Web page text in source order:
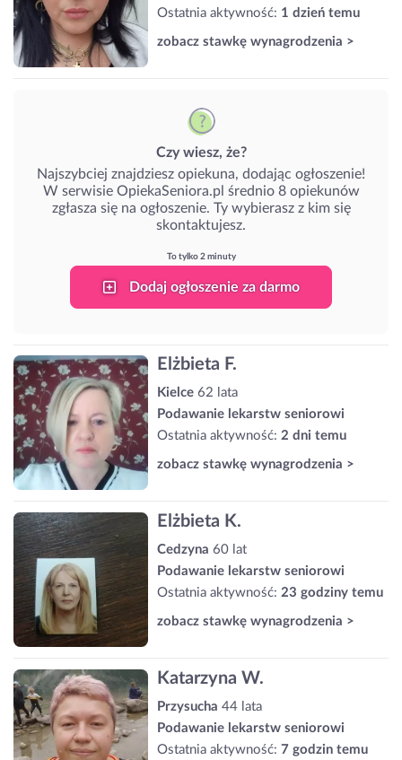
Ostatnia aktywność: 1 dzień temu
zobacz stawkę wynagrodzenia >
Czy wiesz, że?
Najszybciej znajdziesz opiekuna, dodając ogłoszenie!
W serwisie OpiekaSeniora.pl średnio 8 opiekunów
zgłasza się na ogłoszenie. Ty wybierasz z kim się
skontaktujesz.
To tylko 2 minuty
Dodaj ogłoszenie za darmo
Elżbieta F.
Kielce 62 lata
Podawanie lekarstw seniorowi
Ostatnia aktywność: 2 dni temu
zobacz stawkę wynagrodzenia >
Elżbieta K.
Cedzyna 60 lat
Podawanie lekarstw seniorowi
Ostatnia aktywność: 23 godziny temu
zobacz stawkę wynagrodzenia >
Katarzyna W.
Przysucha 44 lata
Podawanie lekarstw seniorowi
Ostatnia aktywność: 7 godzin temu